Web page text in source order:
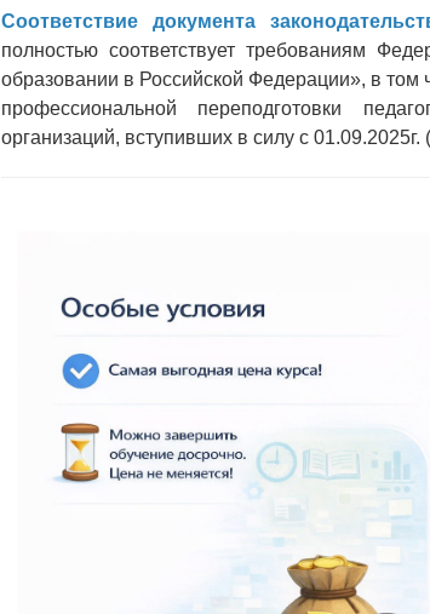
Соответствие документа
полностью соответствует требованиям
образовании в Российской Федерации», в
профессиональной переподготовки
организаций, вступивших в силу с